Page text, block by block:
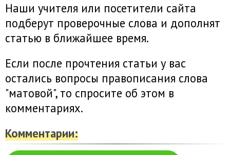
Наши учителя или посетители сайта
подберут проверочные слова и дополнят
статью в ближайшее время.
Если после прочтения статьи у вас
остались вопросы правописания слова
"матовой", то спросите об этом в
комментариях.
Комментарии: